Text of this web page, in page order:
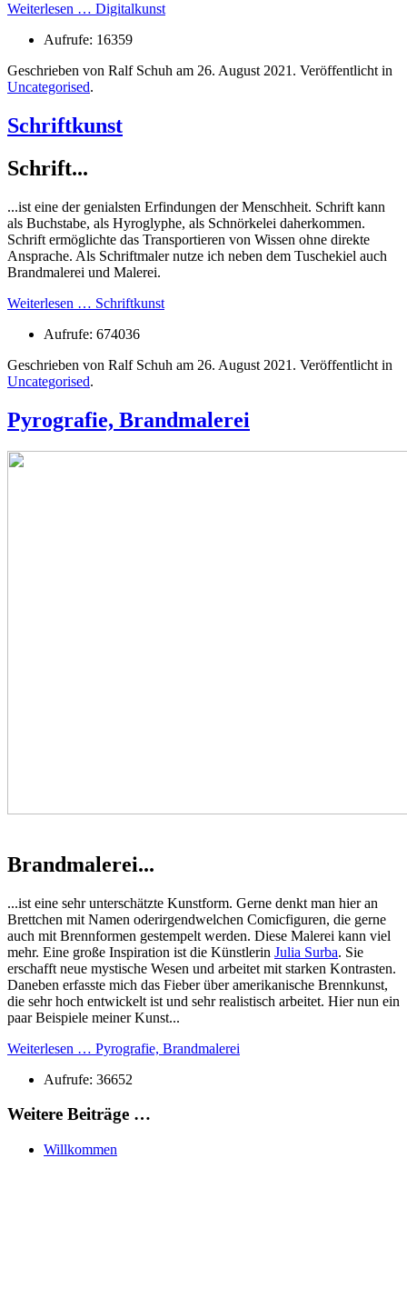
Weiterlesen … Digitalkunst
Aufrufe: 16359
Geschrieben von Ralf Schuh am 26. August 2021 . Veröffentlicht in
Uncategorised.
Schriftkunst
Schrift...
...ist eine der genialsten Erfindungen der Menschheit. Schrift kann
als Buchstabe, als Hyroglyphe, als Schnörkelei daherkommen.
Schrift ermöglichte das Transportieren von Wissen ohne direkte
Ansprache. Als Schriftmaler nutze ich neben dem Tuschekiel auch
Brandmalerei und Malerei.
Weiterlesen … Schriftkunst
Aufrufe: 674036
Geschrieben von Ralf Schuh am 26. August 2021 . Veröffentlicht in
Uncategorised.
Pyrografie, Brandmalerei
Brandmalerei...
...ist eine sehr unterschätzte Kunstform. Gerne denkt man hier an
Brettchen mit Namen oderirgendwelchen Comicfiguren, die gerne
auch mit Brennformen gestempelt werden. Diese Malerei kann viel
mehr. Eine große Inspiration ist die Künstlerin Julia Surba. Sie
erschafft neue mystische Wesen und arbeitet mit starken Kontrasten.
Daneben erfasste mich das Fieber über amerikanische Brennkunst,
die sehr hoch entwickelt ist und sehr realistisch arbeitet. Hier nun ein
paar Beispiele meiner Kunst...
Weiterlesen … Pyrografie, Brandmalerei
Aufrufe: 36652
Weitere Beiträge …
Willkommen